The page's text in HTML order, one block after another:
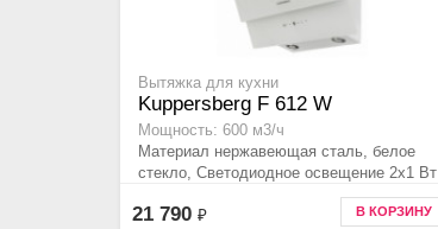
Вытяжка для кухни
Kuppersberg F 612 W
Мощность: 600 м3/ч
Материал нержавеющая сталь, белое
стекло, Светодиодное освещение 2x1 Вт
21 790 ₽ В КОРЗИНУ